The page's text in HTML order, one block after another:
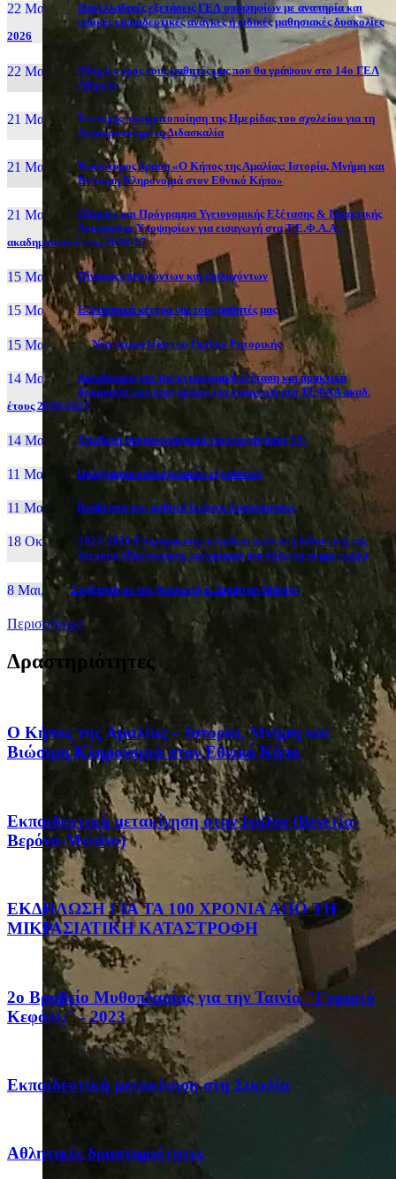
22 Μαι, 26
Πανελλαδικές εξετάσεις ΓΕΛ υποψηφίων με αναπηρία και
ειδικές εκπαιδευτικές ανάγκες ή ειδικές μαθησιακές δυσκολίες
2026
22 Μαι, 26
Οδηγίες προς τους μαθητές μας που θα γράψουν στο 14ο ΓΕΛ
Αθηνών
21 Μαι, 26
Επιτυχής πραγματοποίηση της Ημερίδας του σχολείου για τη
Διαφοροποιημένη Διδασκαλία
21 Μαι, 26
Καινοτόμος δράση «Ο Κήπος της Αμαλίας: Ιστορία, Μνήμη και
Βιώσιμη Κληρονομιά στον Εθνικό Κήπο»
21 Μαι, 26
Οδηγίες και Πρόγραμμα Υγειονομικής Εξέτασης & Πρακτικής
Δοκιμασίας Υποψηφίων για εισαγωγή στα Τ.Ε.Φ.Α.Α.,
ακαδημαϊκού έτους 2026-27
15 Μαι, 26 Πίνακας επιτυχόντων και επιλαχόντων
15 Μαι, 26 Εξεταστικά κέντρα για τους μαθητές μας
15 Μαι, 2026 Νέα ιστοσελίδα του Ομίλου Ρητορικής
14 Μαι, 26
Διευθύνσεις για την υγειονομική εξέταση και πρακτική
δοκιμασία των υποψηφίων για εισαγωγή στα ΤΕΦΑΑ ακαδ.
έτους 2026-2027
14 Μαι, 26 Yποβολή μηχανογραφικού για υποψηφίους 5%
11 Μαι, 26 Πρόγραμμα ενδοσχολικών εξετάσεων
11 Μαι, 26 Βράβευση του μαθητή Ιωάννη Χαραλάμπους
18 Οκτ, 25
2025-2026:Επιμόρφωση εκπαιδευτικών στη διδακτική της
Ιστορίας (Πρόσκληση, πρόγραμμα και δήλωση συμμετοχής)
8 Μαι, 26 Συζήτηση με τον βουλευτή κ. Δημήτρη Μάντζο
Περισσότερα
Δραστηριότητες
Ο Κήπος της Αμαλίας – Ιστορία, Μνήμη και
Βιώσιμη Κληρονομιά στον Εθνικό Κήπο
Eκπαιδευτική μετακίνηση στην Ιταλία (Βενετία-
Βερόνα-Μιλάνο)
ΕΚΔΗΛΩΣΗ ΓΙΑ ΤΑ 100 ΧΡΟΝΙΑ ΑΠΟ ΤΗ
ΜΙΚΡΑΣΙΑΤΙΚΗ ΚΑΤΑΣΤΡΟΦΗ
2ο Βραβείο Μυθοπλασίας για την Ταινία "Γυριστό
Κεφάλι;" - 2023
Eκπαιδευτική μετακίνηση στη Σικελία
Αθλητικές δραστηριότητες